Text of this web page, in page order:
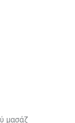
μασάζ